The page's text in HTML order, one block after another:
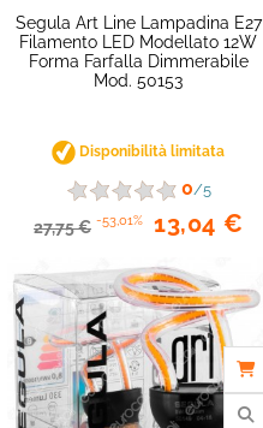
Segula Art Line Lampadina E27
Filamento LED Modellato 12W
Forma Farfalla Dimmerabile
Mod. 50153
Disponibilità limitata
0/5
27,75 € -53,01% 13,04 €